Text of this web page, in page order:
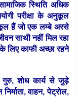
स्थिति अधिक
परीक्षा के अनुकूल
हैं जो एक लम्बे अरसे
साथी नहीं मिल रहा
लिए काफी अच्छा रहने
गुरु, शोध कार्य से जुड़े
वाहन, पेट्रोल,